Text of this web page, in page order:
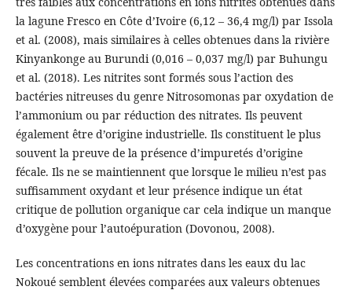
la lagune Fresco en Côte d’Ivoire (6,12 – 36,4 mg/l) par Issola
et al. (2008), mais similaires à celles obtenues dans la rivière
Kinyankonge au Burundi (0,016 – 0,037 mg/l) par Buhungu
et al. (2018). Les nitrites sont formés sous l’action des
bactéries nitreuses du genre Nitrosomonas par oxydation de
l’ammonium ou par réduction des nitrates. Ils peuvent
également être d’origine industrielle. Ils constituent le plus
souvent la preuve de la présence d’impuretés d’origine
fécale. Ils ne se maintiennent que lorsque le milieu n’est pas
suffisamment oxydant et leur présence indique un état
critique de pollution organique car cela indique un manque
d’oxygène pour l’autoépuration (Dovonou, 2008).
Les concentrations en ions nitrates dans les eaux du lac
Nokoué semblent élevées comparées aux valeurs obtenues